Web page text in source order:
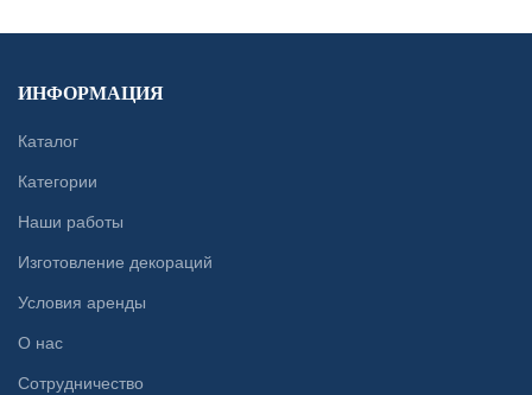
ИНФОРМАЦИЯ
Каталог
Категории
Наши работы
Изготовление декораций
Условия аренды
О нас
Сотрудничество